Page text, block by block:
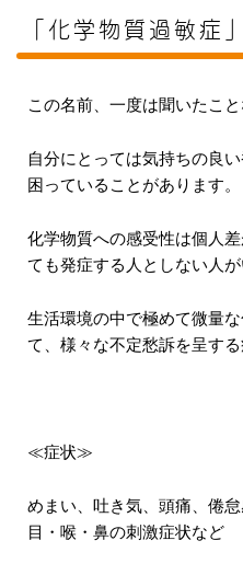
「化学物質過敏症
この名前、一度は聞いたこ
自分にとっては気持ちの良
困っていることがあります。
化学物質への感受性は個人
ても発症する人としない人が
生活環境の中で極めて微量
て、様々な不定愁訴を呈する
≪症状≫
めまい、吐き気、頭痛、倦
目・喉・鼻の刺激症状など